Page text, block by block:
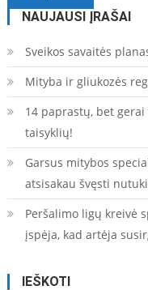
tarp
įrašų
NAUJAUSI ĮRAŠAI
Sveikos savaitės
Mityba ir gliukozės
14 paprastų, bet
taisyklių!
Garsus mitybos
atsisakau švęsti
Peršalimo ligų kreivė
įspėja, kad artėja
IEŠKOTI